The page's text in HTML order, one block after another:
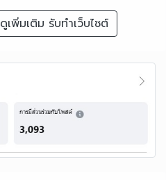
ดูเพิ่มเติม รับทำเว็บไซต์